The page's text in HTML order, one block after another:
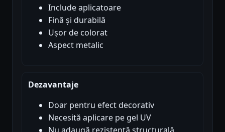
Include aplicatoare
Fină și durabilă
Ușor de colorat
Aspect metalic
Dezavantaje
Doar pentru efect decorativ
Necesită aplicare pe gel UV